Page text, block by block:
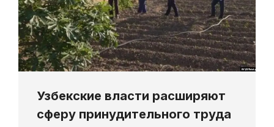
Узбекские власти расширяют
сферу принудительного труда